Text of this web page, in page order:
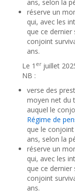
ans, selon la
réserve un
qui, avec les
que ce
conjoint
ans.
Le 1 er juillet
NB :
verse des
moyen net du
auquel le
Régime de
que le
ans, selon la
réserve un
qui, avec les
que ce
conjoint
ans.